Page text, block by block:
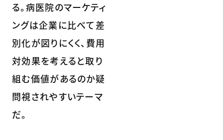
る。病医院のマーケティ
ングは企業に比べて差
別化が図りにくく、費用
対効果を考えると取り
組む価値があるのか疑
問視されやすいテーマ
だ。